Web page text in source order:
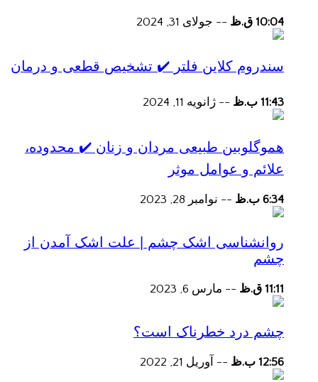
10:04 ق.ظ -- جولای 31, 2024
سندروم کلاین فلتر ✔️ تشخیص قطعی و درمان
11:43 ب.ظ -- ژانویه 11, 2024
هموگلوبین طبیعی مردان و زنان ✔️ محدوده،
علائم و عوامل موثر
6:34 ب.ظ -- نوامبر 28, 2023
روانشناسی اشک چشم | علت اشک آمدن از
چشم
11:11 ق.ظ -- مارس 6, 2023
چشم درد خطرناک است؟
12:56 ب.ظ -- آوریل 21, 2022